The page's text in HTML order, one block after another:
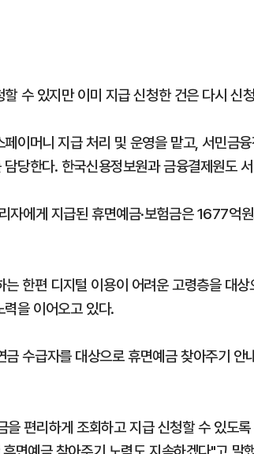
수 있지만 이미 지급 신청한 건은 다시 신
이머니 지급 처리 및 운영을 맡고, 서민금
당한다. 한국신용정보원과 금융결제원도
자에게 지급된 휴면예금·보험금은 1677억
한편 디지털 이용이 어려운 고령층을 대
을 이어오고 있다.
수급자를 대상으로 휴면예금 찾아주기 안
편리하게 조회하고 지급 신청할 수 있도